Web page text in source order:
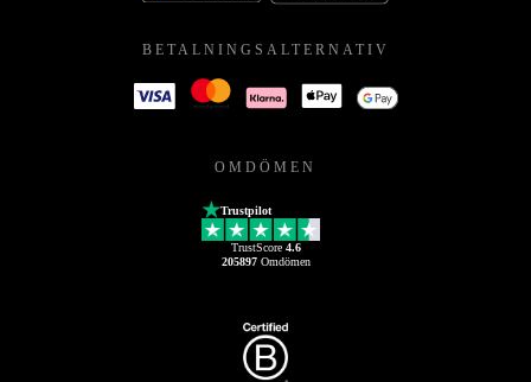
BETALNINGSALTERNATIV
OMDÖMEN
Trustpilot
TrustScore 4.6
205897Omdömen